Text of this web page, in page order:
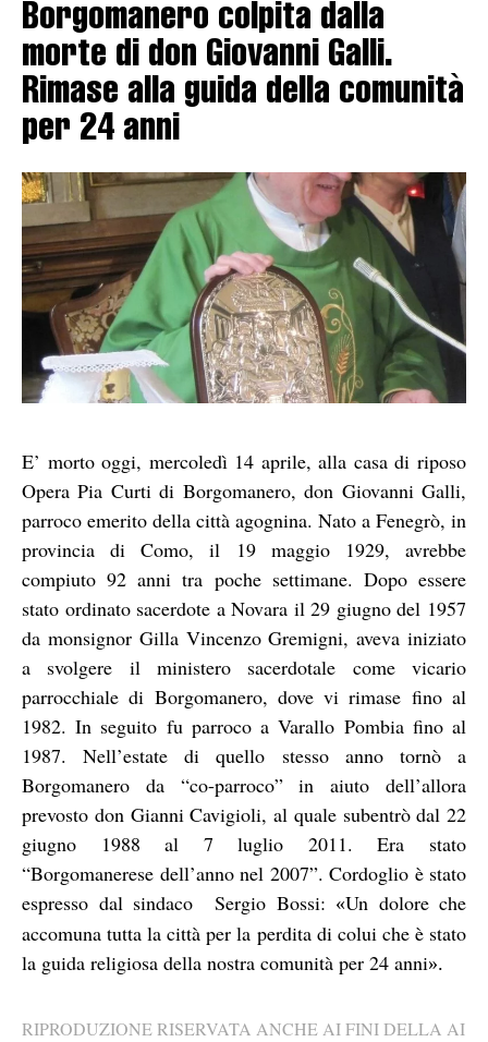
Borgomanero colpita dalla
morte di don Giovanni Galli.
Rimase alla guida della comunità
per 24 anni
E’ morto oggi, mercoledì 14 aprile, alla casa di riposo
Opera Pia Curti di Borgomanero, don Giovanni Galli,
parroco emerito della città agognina. Nato a Fenegrò, in
provincia di Como, il 19 maggio 1929, avrebbe
compiuto 92 anni tra poche settimane. Dopo essere
stato ordinato sacerdote a Novara il 29 giugno del 1957
da monsignor Gilla Vincenzo Gremigni, aveva iniziato
a svolgere il ministero sacerdotale come vicario
parrocchiale di Borgomanero, dove vi rimase fino al
1982. In seguito fu parroco a Varallo Pombia fino al
1987. Nell’estate di quello stesso anno tornò a
Borgomanero da “co-parroco” in aiuto dell’allora
prevosto don Gianni Cavigioli, al quale subentrò dal 22
giugno 1988 al 7 luglio 2011. Era stato
“Borgomanerese dell’anno nel 2007”. Cordoglio è stato
espresso dal sindaco Sergio Bossi: «Un dolore che
accomuna tutta la città per la perdita di colui che è stato
la guida religiosa della nostra comunità per 24 anni».
RIPRODUZIONE RISERVATA ANCHE AI FINI DELLA AI